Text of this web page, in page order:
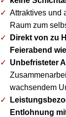
Attraktives und
Raum zum
Direkt von zu
Feierabend
Unbefristeter
wachsendem
Entlohnung